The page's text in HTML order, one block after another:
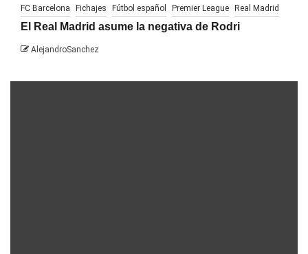
FC Barcelona Fichajes Fútbol español Premier League Real Madrid
El Real Madrid asume la negativa de Rodri
AlejandroSanchez